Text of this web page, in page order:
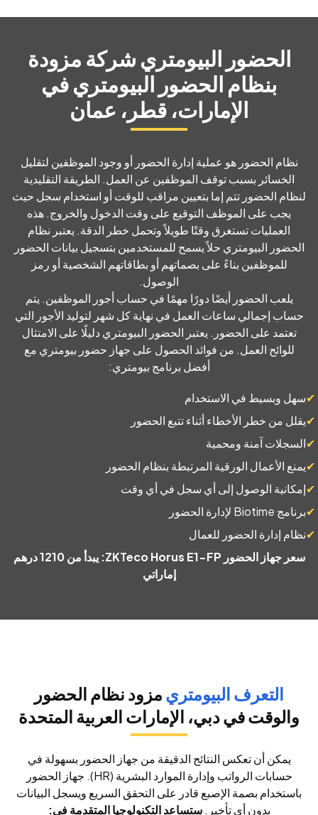
الحضور البيومتري شركة مزودة
بنظام الحضور البيومتري في
الإمارات، قطر، عمان
نظام الحضور هو عملية إدارة الحضور أو وجود الموظفين لتقليل
الخسائر بسبب توقف الموظفين عن العمل. الطريقة التقليدية
لنظام الحضور تتم إما بتعيين مراقب للوقت أو استخدام سجل حيث
يجب على الموظف التوقيع على وقت الدخول والخروج. هذه
العمليات تستغرق وقتًا طويلاً وتحمل خطر الدقة. يعتبر نظام
الحضور البيومتري حلاً يسمح للمستخدمين بتسجيل بيانات الحضور
للموظفين بناءً على بصماتهم أو بطاقاتهم الشخصية أو رمز
الوصول.
يلعب الحضور أيضًا دورًا مهمًا في حساب أجور الموظفين. يتم
حساب إجمالي ساعات العمل في نهاية كل شهر لتوليد الأجور التي
تعتمد على الحضور. يعتبر الحضور البيومتري دليلًا على الامتثال
للوائح العمل. من فوائد الحصول على جهاز حضور بيومتري مع
أفضل برنامج بيومتري:
سهل وبسيط في الاستخدام
يقلل من خطر الأخطاء أثناء تتبع الحضور
السجلات آمنة ومحمية
يمنع الأعمال الورقية المرتبطة بنظام الحضور
إمكانية الوصول إلى أي سجل في أي وقت
برنامج Biotime لإدارة الحضور
نظام إدارة الحضور للعمال
سعر جهاز الحضور ZKTeco Horus E1-FP: يبدأ من 1210 درهم
إماراتي
التعرف البيومتري مزود نظام الحضور
والوقت في دبي، الإمارات العربية المتحدة
يمكن أن تعكس النتائج الدقيقة من جهاز الحضور بسهولة في
حسابات الرواتب وإدارة الموارد البشرية (HR). جهاز الحضور
باستخدام بصمة الإصبع قادر على التحقق السريع ويسجل البيانات
بدون أي تأخير.ستساعد التكنولوجيا المتقدمة في: